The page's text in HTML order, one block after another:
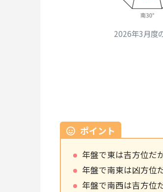
2026年3月度
ポイント
年盤で東は吉方位だ
年盤で南東は凶方位
年盤で南西は吉方位